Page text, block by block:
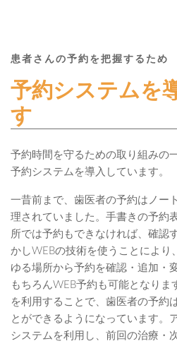
患者さんの予約を把握するため
予約システムを
す
予約時間を守るための取り組みの
予約システムを導入しています。
一昔前まで、歯医者の予約はノー
理されていました。手書きの予約
所では予約もできなければ、確認
かしWEBの技術を使うことにより
ゆる場所から予約を確認・追加・
もちろんWEB予約も可能となりま
を利用することで、歯医者の予約
とができるようになっています。
システムを利用し、前回の治療・